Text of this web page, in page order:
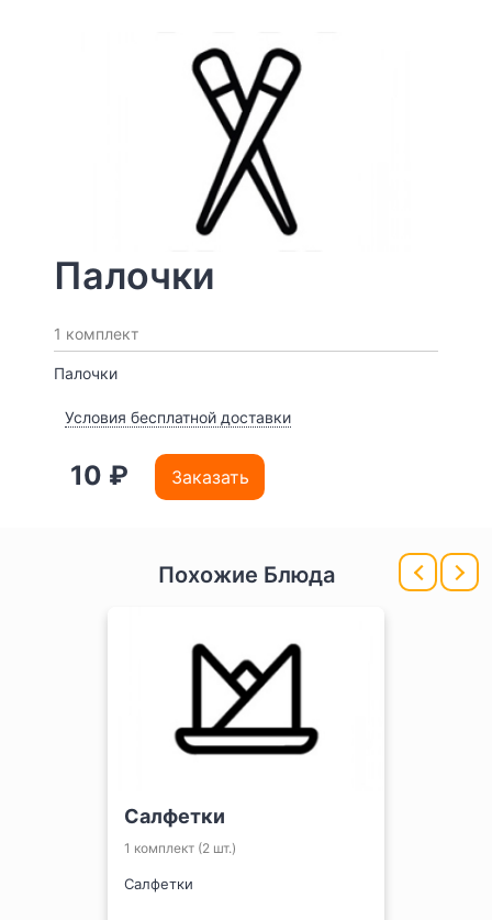
Палочки
1 комплект
Палочки
Условия бесплатной доставки
10 ₽ Заказать
Похожие Блюда
Салфетки
1 комплект (2 шт.)
Салфетки